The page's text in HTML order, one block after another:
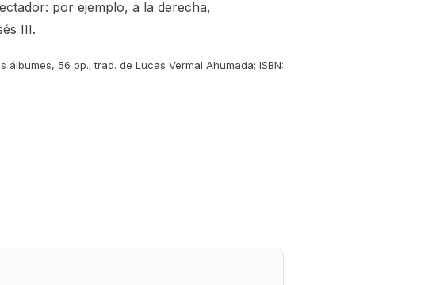
por ejemplo, a la derecha,
III.
álbumes, 56 pp.; trad. de Lucas Vermal Ahumada; ISBN: